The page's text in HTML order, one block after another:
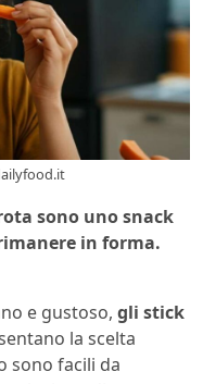
sono uno snack
in forma.
e gustoso, gli stick
la scelta
sono facili da